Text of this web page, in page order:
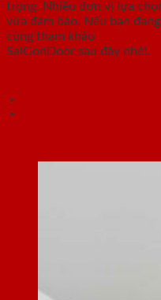
trọng. Nhiều đơn vị lựa
vừa đảm bảo. Nếu bạn
cùng tham khảo
SaiGonDoor sau đây nhé!.